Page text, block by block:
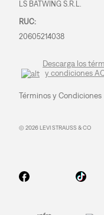
LS BATWING S.R.L.
RUC:
20605214038
Descarga los
y condiciones
Términos y Condiciones
© 2026 LEVI STRAUSS & CO